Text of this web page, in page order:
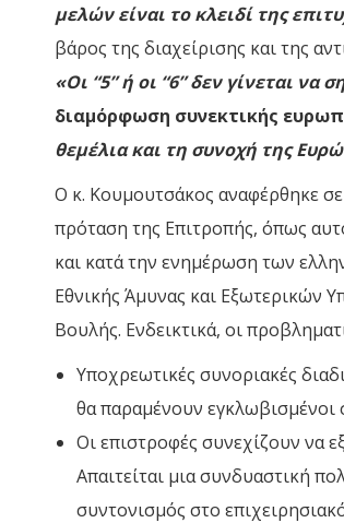
μελών είναι το κλειδί της
βάρος της διαχείρισης και της
«Οι “5” ή οι “6” δεν γίνεται να
διαμόρφωση συνεκτικής
θεμέλια και τη συνοχή της
Ο κ. Κουμουτσάκος αναφέρθηκε
πρόταση της Επιτροπής, όπως
και κατά την ενημέρωση των
Εθνικής Άμυνας και Εξωτερικών
Βουλής. Ενδεικτικά, οι
Υποχρεωτικές συνοριακές
θα παραμένουν εγκλωβισμένοι
Οι επιστροφές συνεχίζουν να
Απαιτείται μια συνδυαστική
συντονισμός στο